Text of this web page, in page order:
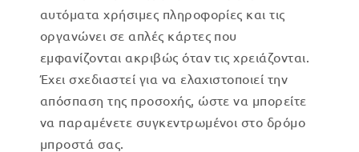
αυτόματα χρήσιμες πληροφορίες και τις
οργανώνει σε απλές κάρτες που
εμφανίζονται ακριβώς όταν τις χρειάζονται.
Έχει σχεδιαστεί για να ελαχιστοποιεί την
απόσπαση της προσοχής, ώστε να μπορείτε
να παραμένετε συγκεντρωμένοι στο δρόμο
μπροστά σας.